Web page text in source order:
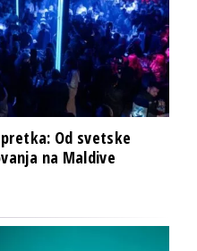
Od svetske
na Maldive